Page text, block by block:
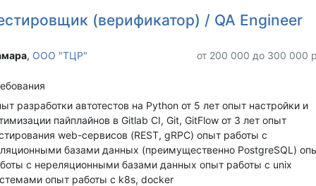
(верификатор) / QA Engineer
, ООО "ТЦР" от 200 000 до 300 000
разработки автотестов на Python от 5 лет опыт настройки и
пайплайнов в Gitlab CI, Git, GitFlow от 3 лет опыт
web-сервисов (REST, gRPC) опыт работы с
базами данных (преимущественно PostgreSQL)
с нереляционными базами данных опыт работы с unix
опыт работы с k8s, docker